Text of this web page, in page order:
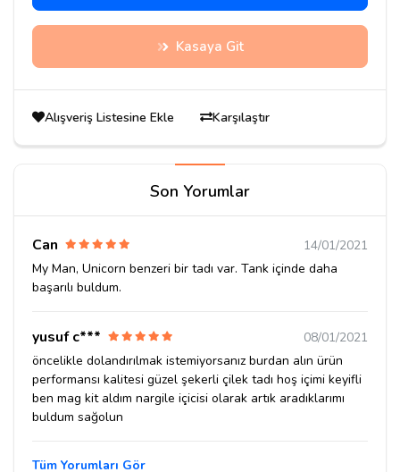
Kasaya Git
Alışveriş Listesine Ekle Karşılaştır
Son Yorumlar
Can
14/01/2021
My Man, Unicorn benzeri bir tadı var. Tank içinde daha
başarılı buldum.
yusuf c***
08/01/2021
öncelikle dolandırılmak istemiyorsanız burdan alın ürün
performansı kalitesi güzel şekerli çilek tadı hoş içimi keyifli
ben mag kit aldım nargile içicisi olarak artık aradıklarımı
buldum sağolun
Tüm Yorumları Gör